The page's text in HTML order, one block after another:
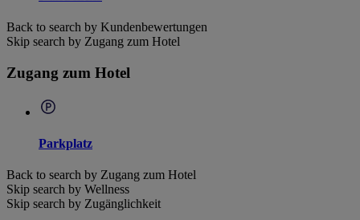
Back to search by Kundenbewertungen
Skip search by Zugang zum Hotel
Zugang zum Hotel
Parkplatz
Back to search by Zugang zum Hotel
Skip search by Wellness
Skip search by Zugänglichkeit